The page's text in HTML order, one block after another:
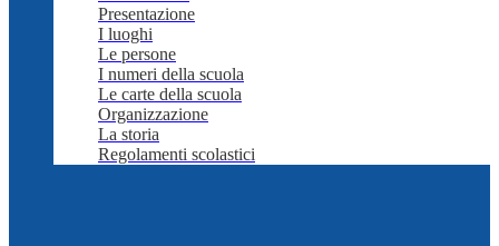
Presentazione
I luoghi
Le persone
I numeri della scuola
Le carte della scuola
Organizzazione
La storia
Regolamenti scolastici